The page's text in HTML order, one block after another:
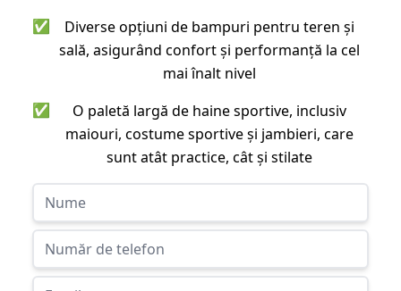
✅
Diverse opțiuni de bampuri pentru teren și
sală, asigurând confort și performanță la cel
mai înalt nivel
✅
O paletă largă de haine sportive, inclusiv
maiouri, costume sportive și jambieri, care
sunt atât practice, cât și stilate